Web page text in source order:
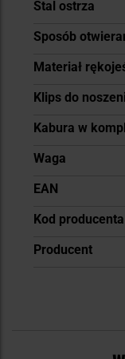
Stal ostrza
Sposób
Materiał
Klips do
Kabura w
Waga
EAN
Kod producenta
Producent